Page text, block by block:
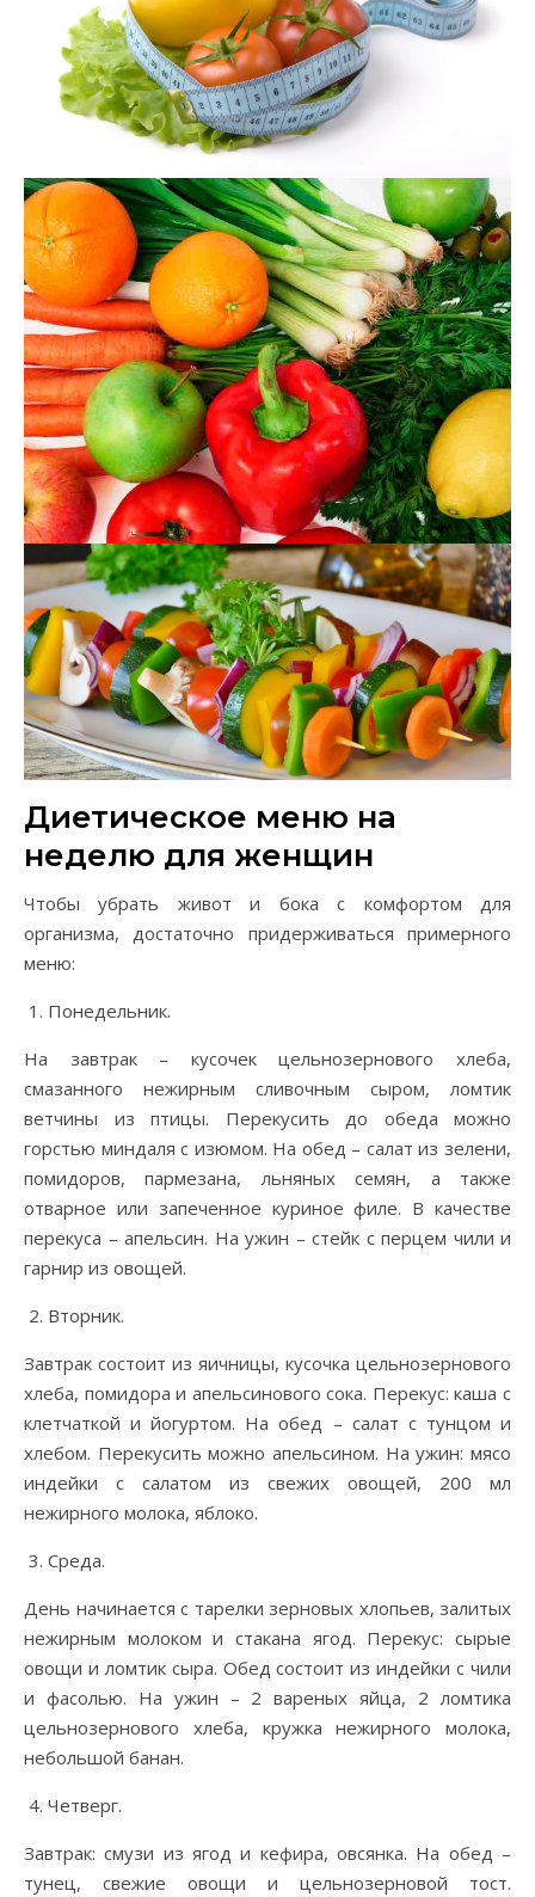
Диетическое меню на
неделю для женщин
Чтобы убрать живот и бока с комфортом для
организма, достаточно придерживаться примерного
меню:
Понедельник.
На завтрак – кусочек цельнозернового хлеба,
смазанного нежирным сливочным сыром, ломтик
ветчины из птицы. Перекусить до обеда можно
горстью миндаля с изюмом. На обед – салат из зелени,
помидоров, пармезана, льняных семян, а также
отварное или запеченное куриное филе. В качестве
перекуса – апельсин. На ужин – стейк с перцем чили и
гарнир из овощей.
Вторник.
Завтрак состоит из яичницы, кусочка цельнозернового
хлеба, помидора и апельсинового сока. Перекус: каша с
клетчаткой и йогуртом. На обед – салат с тунцом и
хлебом. Перекусить можно апельсином. На ужин: мясо
индейки с салатом из свежих овощей, 200 мл
нежирного молока, яблоко.
Среда.
День начинается с тарелки зерновых хлопьев, залитых
нежирным молоком и стакана ягод. Перекус: сырые
овощи и ломтик сыра. Обед состоит из индейки с чили
и фасолью. На ужин – 2 вареных яйца, 2 ломтика
цельнозернового хлеба, кружка нежирного молока,
небольшой банан.
Четверг.
Завтрак: смузи из ягод и кефира, овсянка. На обед –
тунец, свежие овощи и цельнозерновой тост.